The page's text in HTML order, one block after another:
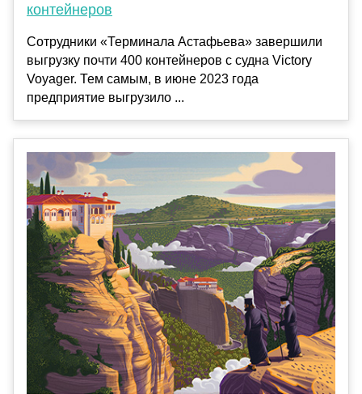
контейнеров
Сотрудники «Терминала Астафьева» завершили
выгрузку почти 400 контейнеров с судна Victory
Voyager. Тем самым, в июне 2023 года
предприятие выгрузило ...